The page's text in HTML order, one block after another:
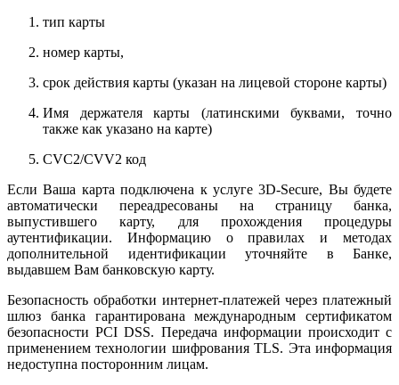
тип карты
номер карты,
срок действия карты (указан на лицевой стороне карты)
Имя держателя карты (латинскими буквами, точно
также как указано на карте)
CVC2/CVV2 код
Если Ваша карта подключена к услуге 3D-Secure, Вы будете
автоматически переадресованы на страницу банка,
выпустившего карту, для прохождения процедуры
аутентификации. Информацию о правилах и методах
дополнительной идентификации уточняйте в Банке,
выдавшем Вам банковскую карту.
Безопасность обработки интернет-платежей через платежный
шлюз банка гарантирована международным сертификатом
безопасности PCI DSS. Передача информации происходит с
применением технологии шифрования TLS. Эта информация
недоступна посторонним лицам.